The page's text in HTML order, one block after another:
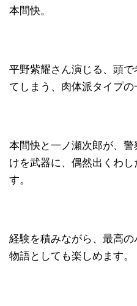
本間快。
平野紫耀さん演じる、頭
てしまう、肉体派タイプの
本間快と一ノ瀬次郎が、
けを武器に、偶然出くわ
す。
経験を積みながら、最高
物語としても楽しめます。